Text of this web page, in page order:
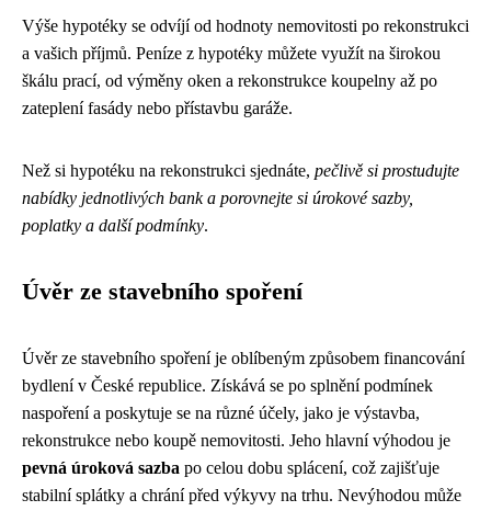
Výše hypotéky se odvíjí od hodnoty nemovitosti po rekonstrukci
a vašich příjmů. Peníze z hypotéky můžete využít na širokou
škálu prací, od výměny oken a rekonstrukce koupelny až po
zateplení fasády nebo přístavbu garáže.
Než si hypotéku na rekonstrukci sjednáte, pečlivě si prostudujte
nabídky jednotlivých bank a porovnejte si úrokové sazby,
poplatky a další podmínky.
Úvěr ze stavebního spoření
Úvěr ze stavebního spoření je oblíbeným způsobem financování
bydlení v České republice. Získává se po splnění podmínek
naspoření a poskytuje se na různé účely, jako je výstavba,
rekonstrukce nebo koupě nemovitosti. Jeho hlavní výhodou je
pevná úroková sazba po celou dobu splácení, což zajišťuje
stabilní splátky a chrání před výkyvy na trhu. Nevýhodou může